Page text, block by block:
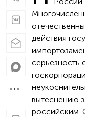
действия
серьезность
вытеснению
российским.